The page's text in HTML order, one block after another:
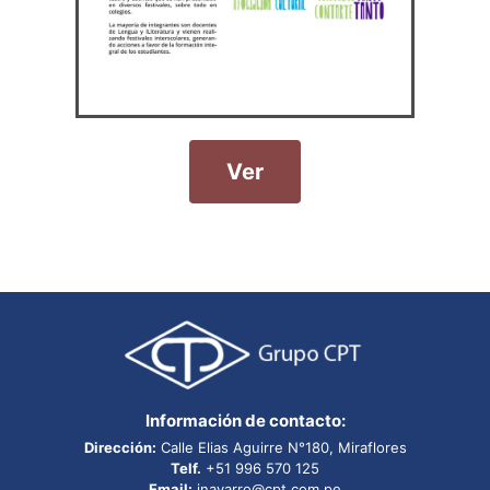
Ver
Información de contacto:
Dirección: Calle Elias Aguirre N°180, Miraflores
Telf. +51 996 570 125